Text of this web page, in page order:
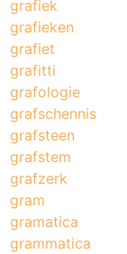
grafiek
grafieken
grafiet
grafitti
grafologie
grafschennis
grafsteen
grafstem
grafzerk
gram
gramatica
grammatica